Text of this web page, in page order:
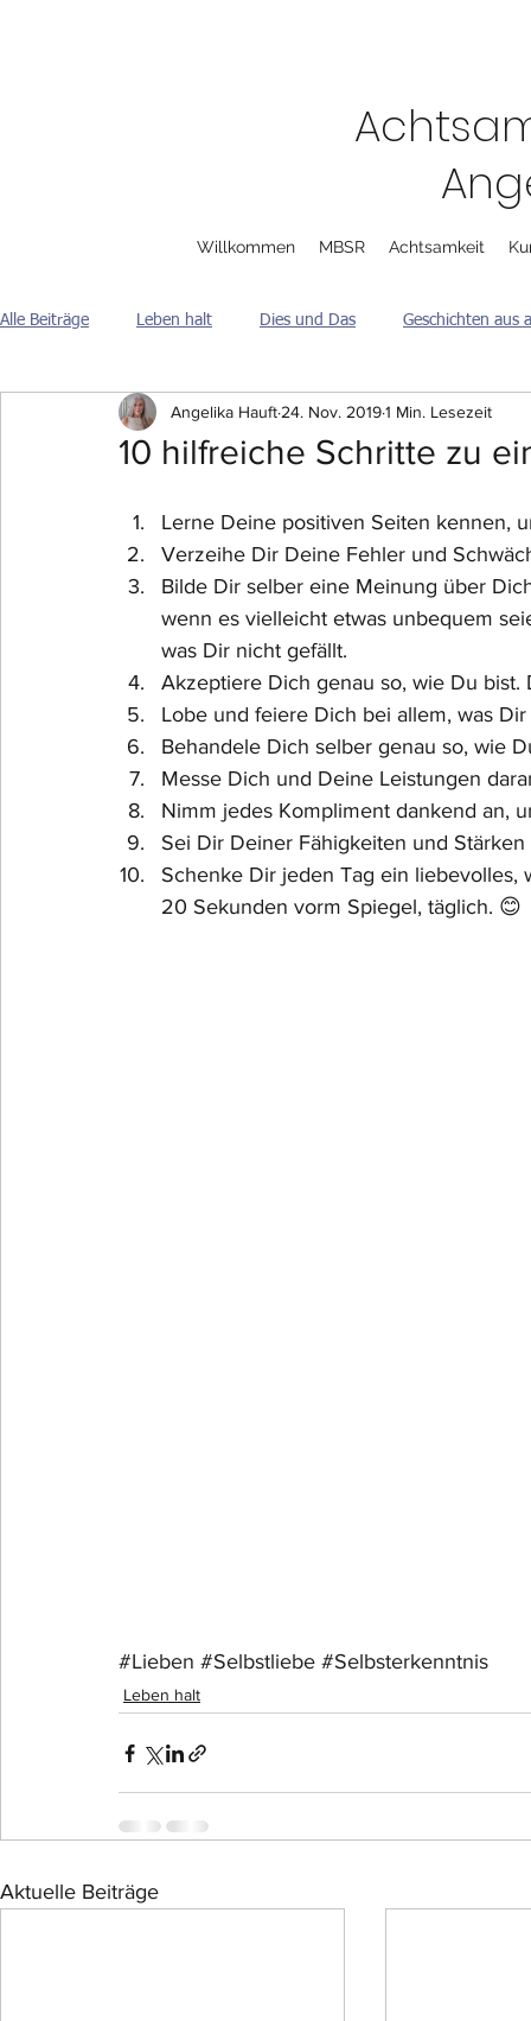
Willkommen MBSR Achtsamkeit
Alle Beiträge Leben halt Dies und Das Geschichten aus
10 hilfreiche Schritte zu
Angelika Hauft 24. Nov. 20191 Min. Lesezeit
Lerne Deine positiven Seiten kennen,
Verzeihe Dir Deine Fehler und
Bilde Dir selber eine Meinung über
wenn es vielleicht etwas unbequem
was Dir nicht gefällt.
Akzeptiere Dich genau so, wie Du
Lobe und feiere Dich bei allem, was
Behandele Dich selber genau so, wie
Messe Dich und Deine Leistungen
Nimm jedes Kompliment dankend an,
Sei Dir Deiner Fähigkeiten und
Schenke Dir jeden Tag ein
20 Sekunden vorm Spiegel, täglich. 😊
#Lieben #Selbstliebe #Selbsterkenntnis
Leben halt
Aktuelle Beiträge